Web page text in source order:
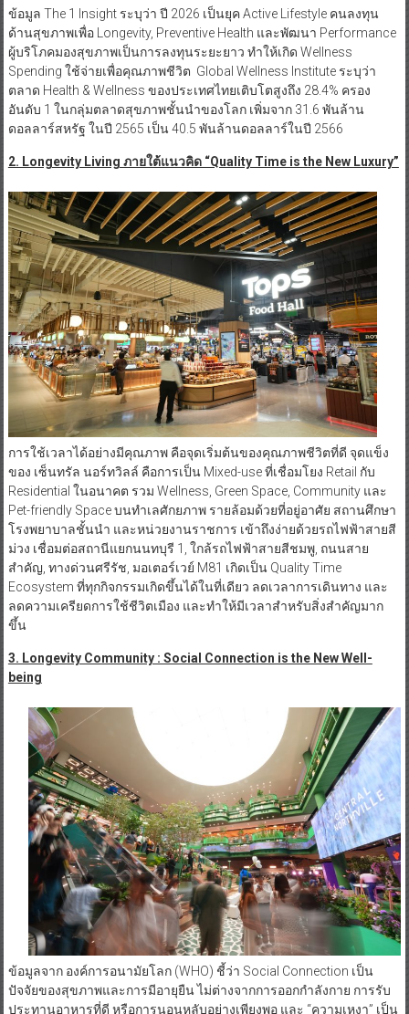
ข้อมูล The 1 Insight ระบุว่า ปี 2026 เป็นยุค Active Lifestyle คนลงทุน
ด้านสุขภาพเพื่อ Longevity, Preventive Health และพัฒนา Performance
ผู้บริโภคมองสุขภาพเป็นการลงทุนระยะยาว ทำให้เกิด Wellness
Spending ใช้จ่ายเพื่อคุณภาพชีวิต Global Wellness Institute ระบุว่า
ตลาด Health & Wellness ของประเทศไทยเติบโตสูงถึง 28.4% ครอง
อันดับ 1 ในกลุ่มตลาดสุขภาพชั้นนำของโลก เพิ่มจาก 31.6 พันล้าน
ดอลลาร์สหรัฐ ในปี 2565 เป็น 40.5 พันล้านดอลลาร์ในปี 2566
2. Longevity Living ภายใต้แนวคิด “Quality Time is the New Luxury”
การใช้เวลาได้อย่างมีคุณภาพ คือจุดเริ่มต้นของคุณภาพชีวิตที่ดี จุดแข็ง
ของ เซ็นทรัล นอร์ทวิลล์ คือการเป็น Mixed-use ที่เชื่อมโยง Retail กับ
Residential ในอนาคต รวม Wellness, Green Space, Community และ
Pet-friendly Space บนทำเลศักยภาพ รายล้อมด้วยที่อยู่อาศัย สถานศึกษา
โรงพยาบาลชั้นนำ และหน่วยงานราชการ เข้าถึงง่ายด้วยรถไฟฟ้าสายสี
ม่วง เชื่อมต่อสถานีแยกนนทบุรี 1, ใกล้รถไฟฟ้าสายสีชมพู, ถนนสาย
สำคัญ, ทางด่วนศรีรัช, มอเตอร์เวย์ M81 เกิดเป็น Quality Time
Ecosystem ที่ทุกกิจกรรมเกิดขึ้นได้ในที่เดียว ลดเวลาการเดินทาง และ
ลดความเครียดการใช้ชีวิตเมือง และทำให้มีเวลาสำหรับสิ่งสำคัญมาก
ขึ้น
3. Longevity Community : Social Connection is the New Well-
being
ข้อมูลจาก องค์การอนามัยโลก (WHO) ชี้ว่า Social Connection เป็น
ปัจจัยของสุขภาพและการมีอายุยืน ไม่ต่างจากการออกกำลังกาย การรับ
ประทานอาหารที่ดี หรือการนอนหลับอย่างเพียงพอ และ “ความเหงา” เป็น